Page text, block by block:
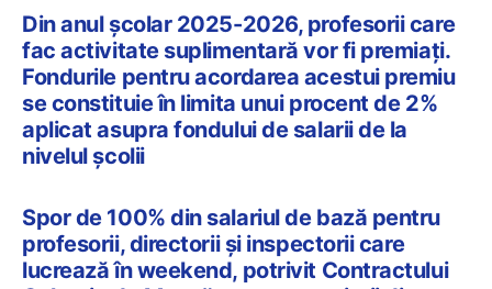
Din anul școlar 2025-2026, profesorii care
fac activitate suplimentară vor fi premiați.
Fondurile pentru acordarea acestui premiu
se constituie în limita unui procent de 2%
aplicat asupra fondului de salarii de la
nivelul școlii
Spor de 100% din salariul de bază pentru
profesorii, directorii și inspectorii care
lucrează în weekend, potrivit Contractului